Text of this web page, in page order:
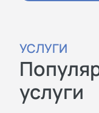
УСЛУГИ
услуги